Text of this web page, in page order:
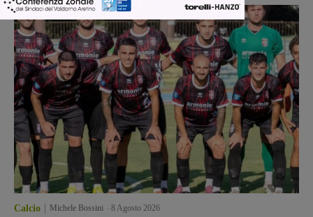
Calcio Michele Bossini 8 Agosto 2026